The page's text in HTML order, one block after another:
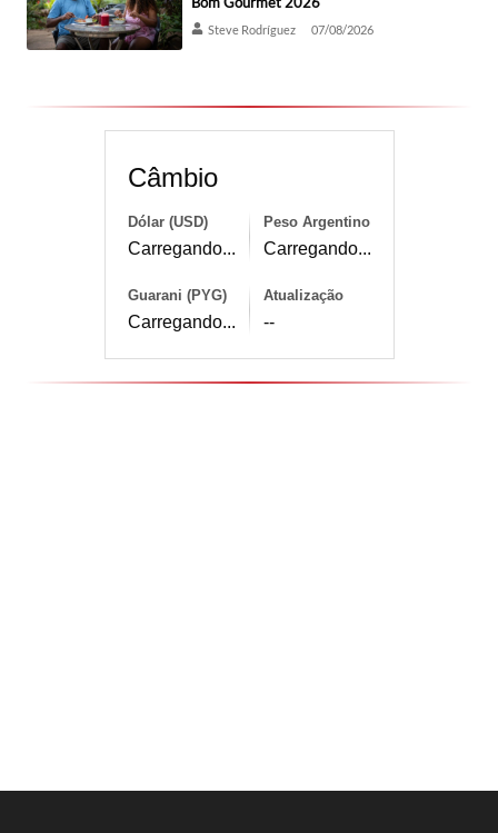
Steve Rodríguez 07/08/2026
Câmbio
Dólar (USD)
Carregando...
Peso Argentino
Carregando...
Guarani (PYG)
Carregando...
Atualização
--